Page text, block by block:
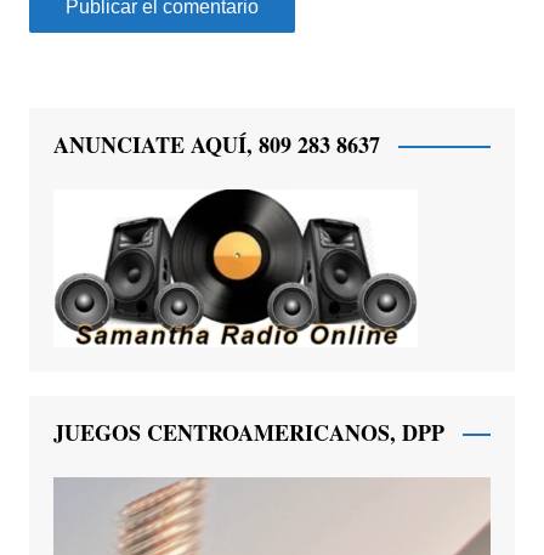
ANUNCIATE AQUÍ, 809 283 8637
JUEGOS CENTROAMERICANOS, DPP
Reproductor